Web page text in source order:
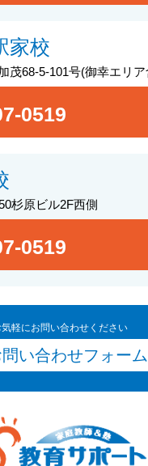
家校
茂68-5-101号(御幸エリア
0519
杉原ビル2F西側
0519
気軽にお問い合わせください
問い合わせフォーム